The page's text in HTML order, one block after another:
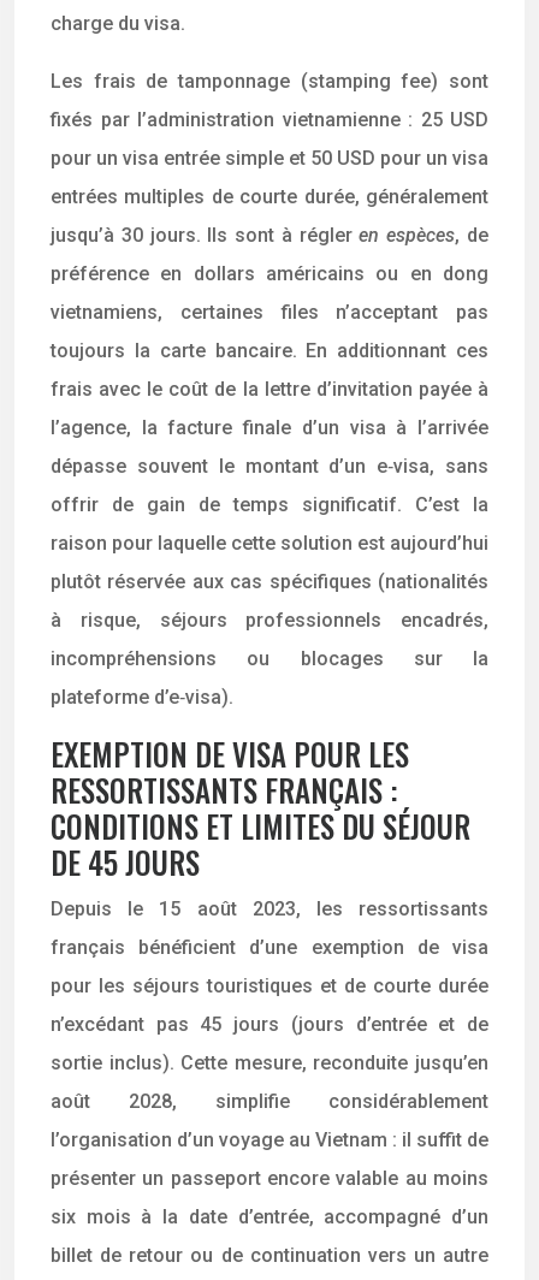
charge du visa.
Les frais de tamponnage (stamping fee) sont
fixés par l’administration vietnamienne : 25 USD
pour un visa entrée simple et 50 USD pour un visa
entrées multiples de courte durée, généralement
jusqu’à 30 jours. Ils sont à régleren espèces, de
préférence en dollars américains ou en dong
vietnamiens, certaines files n’acceptant pas
toujours la carte bancaire. En additionnant ces
frais avec le coût de la lettre d’invitation payée à
l’agence, la facture finale d’un visa à l’arrivée
dépasse souvent le montant d’un e‑visa, sans
offrir de gain de temps significatif. C’est la
raison pour laquelle cette solution est aujourd’hui
plutôt réservée aux cas spécifiques (nationalités
à risque, séjours professionnels encadrés,
incompréhensions ou blocages sur la
plateforme d’e‑visa).
EXEMPTION DE VISA POUR LES
RESSORTISSANTS FRANÇAIS :
CONDITIONS ET LIMITES DU SÉJOUR
DE 45 JOURS
Depuis le 15 août 2023, les ressortissants
français bénéficient d’une exemption de visa
pour les séjours touristiques et de courte durée
n’excédant pas 45 jours (jours d’entrée et de
sortie inclus). Cette mesure, reconduite jusqu’en
août 2028, simplifie considérablement
l’organisation d’un voyage au Vietnam : il suffit de
présenter un passeport encore valable au moins
six mois à la date d’entrée, accompagné d’un
billet de retour ou de continuation vers un autre